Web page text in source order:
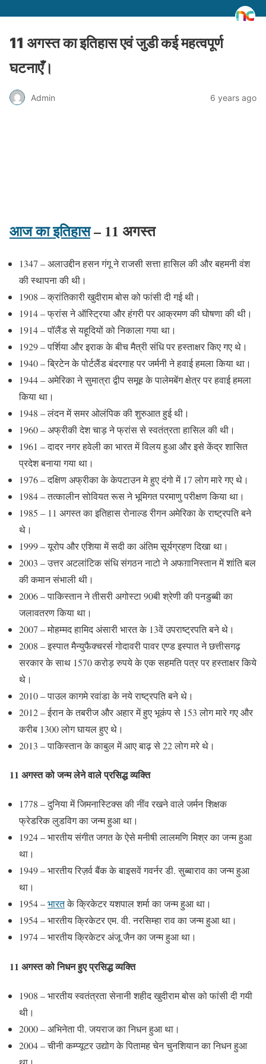
11 अगस्त का इतिहास एवं जुडी कई महत्वपूर्ण
घटनाएँ।
Admin 6 years ago
आज का इतिहास– 11 अगस्त
1347 – अलाउद्दीन हसन गंगू ने राजसी सत्ता हासिल की और बहमनी वंश
की स्थापना की थी।
1908 – क्रांतिकारी खुदीराम बोस को फांसी दी गई थी।
1914 – फ्रांस ने ऑस्ट्रिया और हंगरी पर आक्रमण की घोषणा की थी।
1914 – पॉलैंड से यहूदियों को निकाला गया था।
1929 – पर्शिया और इराक के बीच मैत्री संधि पर हस्ताक्षर किए गए थे।
1940 – ब्रिटेन के पोर्टलैंड बंदरगाह पर जर्मनी ने हवाई हमला किया था।
1944 – अमेरिका ने सुमात्रा द्वीप समूह के पालेमबेंग क्षेत्र पर हवाई हमला
किया था।
1948 – लंदन में समर ओलंपिक की शुरुआत हुई थी।
1960 – अफ्रीकी देश चाड़ ने फ्रांस से स्वतंत्रता हासिल की थी।
1961 – दादर नगर हवेली का भारत में विलय हुआ और इसे केंद्र शासित
प्रदेश बनाया गया था।
1976 – दक्षिण अफ्रीका के केपटाउन मे हुए दंगो में 17 लोग मारे गए थे।
1984 – तत्कालीन सोवियत रूस ने भूमिगत परमाणु परीक्षण किया था।
1985 – 11 अगस्त का इतिहास रोनाल्ड रीगन अमेरिका के राष्ट्रपति बने
थे।
1999 – यूरोप और एशिया में सदी का अंतिम सूर्यग्रहण दिखा था।
2003 – उत्तर अटलांटिक संधि संगठन नाटो ने अफग़ानिस्तान में शांति बल
की कमान संभाली थी।
2006 – पाकिस्तान ने तीसरी अगोस्टा 90बी श्रेणी की पनडुब्बी का
जलावतरण किया था।
2007 – मोहम्मद हामिद अंसारी भारत के 13वें उपराष्ट्रपति बने थे।
2008 – इस्पात मैन्युफैक्चरर्स गोदावरी पावर एण्ड इस्पात ने छत्तीसगढ़
सरकार के साथ 1570 करोड़ रुपये के एक सहमति पत्र पर हस्ताक्षर किये
थे।
2010 – पाउल कागमे रवांडा के नये राष्ट्रपति बने थे।
2012 – ईरान के तबरीज और अहार में हुए भूकंप से 153 लोग मारे गए और
करीब 1300 लोग घायल हुए थे।
2013 – पाकिस्तान के काबुल में आए बाढ़ से 22 लोग मरे थे।
11 अगस्त को जन्म लेने वाले प्रसिद्ध व्यक्ति
1778 – दुनिया में जिमनास्‍टिक्‍स की नींव रखने वाले जर्मन शिक्षक
फ्रेडरिक लुडविग का जन्म हुआ था।
1924 – भारतीय संगीत जगत के ऐसे मनीषी लालमणि मिश्र का जन्म हुआ
था।
1949 – भारतीय रिज़र्व बैंक के बाइसवें गवर्नर डी. सुब्बाराव का जन्म हुआ
था।
1954 –भारतके क्रिकेटर यशपाल शर्मा का जन्म हुआ था।
1954 – भारतीय क्रिकेटर एम. वी. नरसिम्हा राव का जन्म हुआ था।
1974 – भारतीय क्रिकेटर अंजू जैन का जन्म हुआ था।
11 अगस्त को निधन हुए प्रसिद्ध व्यक्ति
1908 – भारतीय स्वतंत्रता सेनानी शहीद खुदीराम बोस को फांसी दी गयी
थी।
2000 – अभिनेता पी. जयराज का निधन हुआ था।
2004 – चीनी कम्प्यूटर उद्योग के पितामह चेन चुनशियान का निधन हुआ